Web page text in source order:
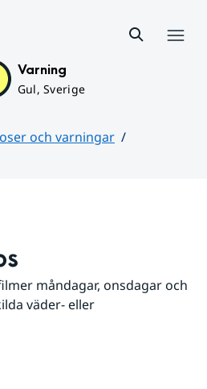
Varning
Gul, Sverige
och varningar
måndagar, onsdagar och
väder- eller